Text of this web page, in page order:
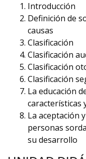
Introducción
Definición de
causas
Clasificación
Clasificación
Clasificación
Clasificación
La educación
características
La aceptación
personas
su desarrollo